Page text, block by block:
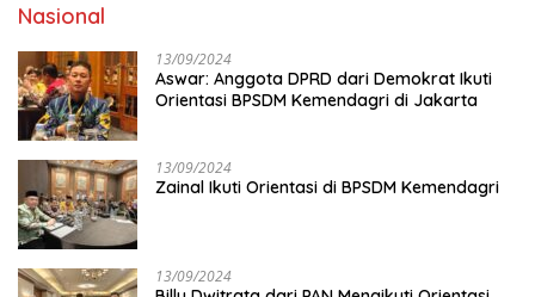
Nasional
13/09/2024
Aswar: Anggota DPRD dari Demokrat Ikuti
Orientasi BPSDM Kemendagri di Jakarta
13/09/2024
Zainal Ikuti Orientasi di BPSDM Kemendagri
13/09/2024